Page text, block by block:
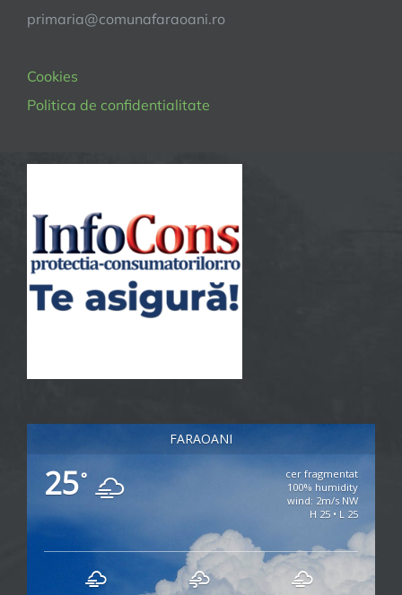
primaria@comunafaraoani.ro
Cookies
Politica de confidentialitate
FARAOANI
25°
cer fragmentat
100% humidity
wind: 2m/s NW
H 25 • L 25